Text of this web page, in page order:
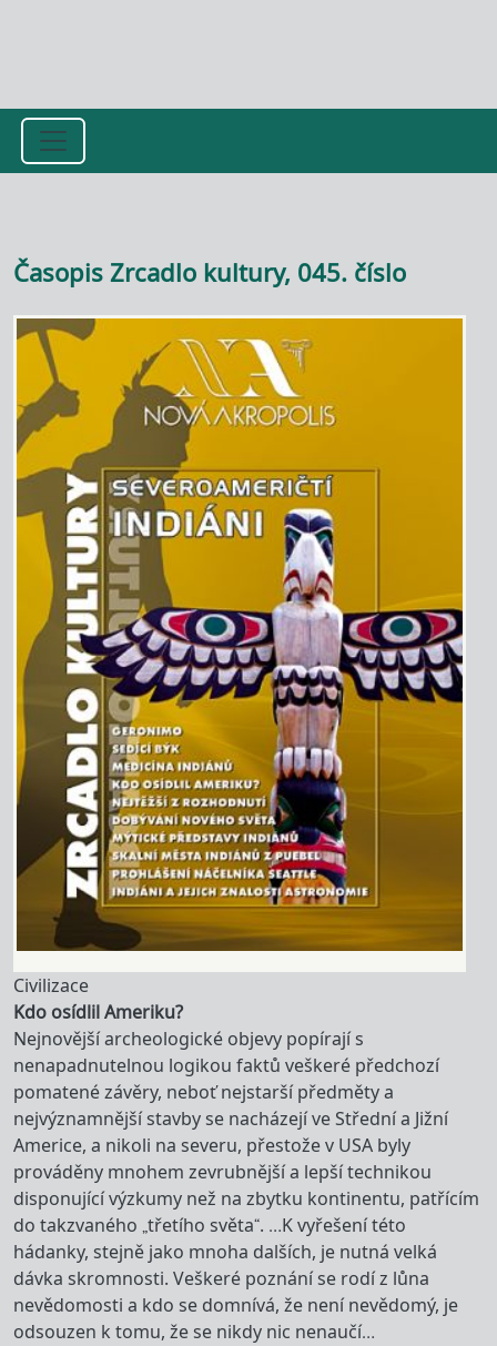
Přejít k hlavnímu obsahu
Časopis Zrcadlo kultury, 045. číslo
Civilizace
Kdo osídlil Ameriku?
Nejnovější archeologické objevy popírají s
nenapadnutelnou logikou faktů veškeré předchozí
pomatené závěry, neboť nejstarší předměty a
nejvýznamnější stavby se nacházejí ve Střední a Jižní
Americe, a nikoli na severu, přestože v USA byly
prováděny mnohem zevrubnější a lepší technikou
disponující výzkumy než na zbytku kontinentu, patřícím
do takzvaného „třetího světa“. …K vyřešení této
hádanky, stejně jako mnoha dalších, je nutná velká
dávka skromnosti. Veškeré poznání se rodí z lůna
nevědomosti a kdo se domnívá, že není nevědomý, je
odsouzen k tomu, že se nikdy nic nenaučí…